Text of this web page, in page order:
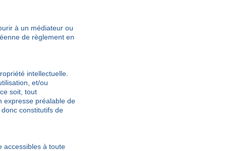
à un médiateur ou
de règlement en
intellectuelle.
et/ou
soit, tout
expresse préalable de
constitutifs de
accessibles à toute